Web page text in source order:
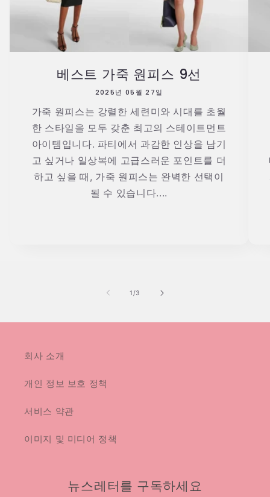
베스트 가죽 원피스 9선
2025년 05월 27일
가죽 원피스는 강렬한 세련미와 시대를 초월
한 스타일을 모두 갖춘 최고의 스테이트먼트
아이템입니다. 파티에서 과감한 인상을 남기
고 싶거나 일상복에 고급스러운 포인트를 더
하고 싶을 때, 가죽 원피스는 완벽한 선택이
될 수 있습니다....
1/의
3
회사 소개
개인 정보 보호 정책
서비스 약관
이미지 및 미디어 정책
뉴스레터를 구독하세요